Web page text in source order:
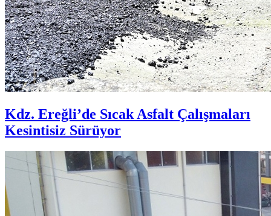
Kdz. Ereğli’de Sıcak Asfalt Çalışmaları
Kesintisiz Sürüyor